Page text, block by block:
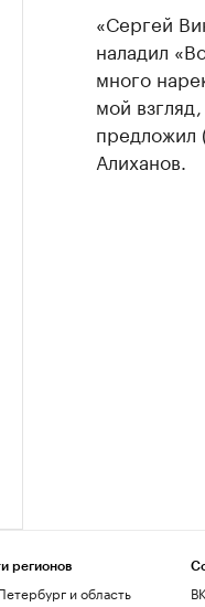
«Сергей
наладил
много
мой
предложил
Алиханов.
регионов
и область